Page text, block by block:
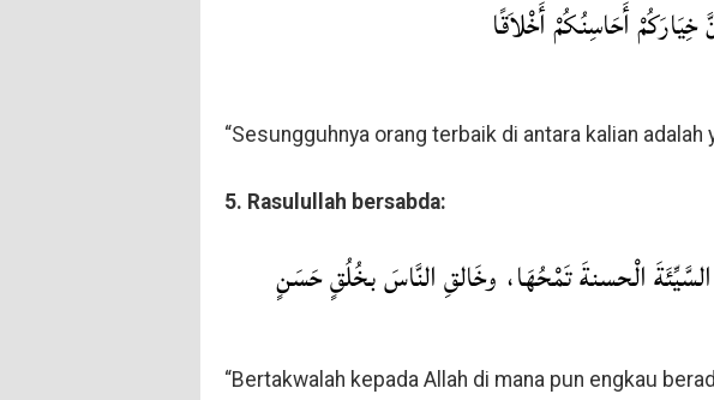
خِيَارَكُمْ أَحَاسِنُكُمْ أَخْلاَقًا
“Sesungguhnya orang terbaik di antara kalian adalah
5. Rasulullah bersabda:
السَّيِّئَةَ الْحسنةَ تَمْحُهَا، وخَالقِ النَّاسَ بخُلُقٍ حَسَنٍ
“Bertakwalah kepada Allah di mana pun engkau